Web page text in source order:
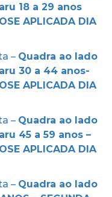
18 a 29 anos
APLICADA DIA
– Quadra ao lado
30 a 44 anos-
APLICADA DIA
– Quadra ao lado
45 a 59 anos –
APLICADA DIA
– Quadra ao lado